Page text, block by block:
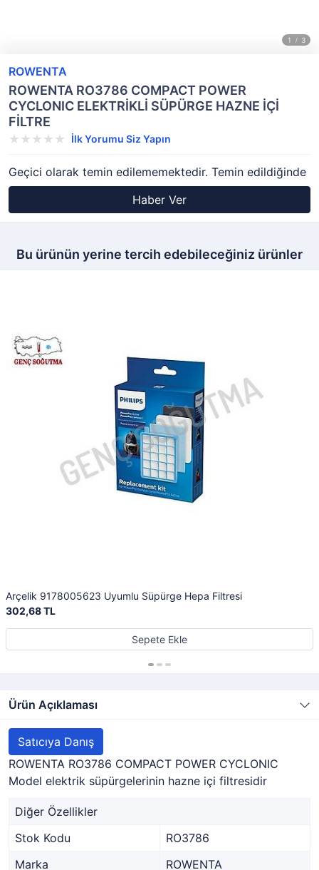
ROWENTA
ROWENTA RO3786 COMPACT POWER
CYCLONIC ELEKTRİKLİ SÜPÜRGE HAZNE İÇİ
FİLTRE
İlk Yorumu Siz Yapın
Geçici olarak temin edilememektedir. Temin edildiğinde
Haber Ver
Bu ürünün yerine tercih edebileceğiniz ürünler
Arçelik 9178005623 Uyumlu Süpürge Hepa Filtresi
302,68 TL
Sepete Ekle
Ürün Açıklaması
Satıcıya Danış
ROWENTA RO3786 COMPACT POWER CYCLONIC
Model elektrik süpürgelerinin hazne içi filtresidir
Diğer Özellikler
Stok Kodu
RO3786
Marka
ROWENTA